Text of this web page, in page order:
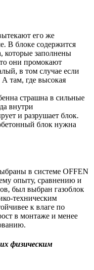
его же
В блоке содержится
которые заполнены
они промокают
в том случае если
там, где высокая
страшна в сильные
внутри
и разрушает блок.
блок нужна
в системе OFFEN
опыту, сравнению и
был выбран газоблок
техническим
к влаге по
в монтаже и менее
физическим